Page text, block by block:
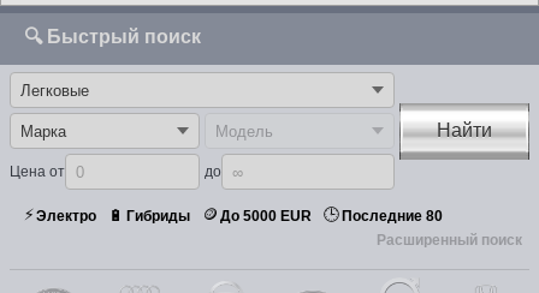
🔍 Быстрый поиск
Цена от до
Найти
⚡Электро 🔋 Гибриды 🪙 До 5000 EUR 🕒 Последние 80
Расширенный поиск